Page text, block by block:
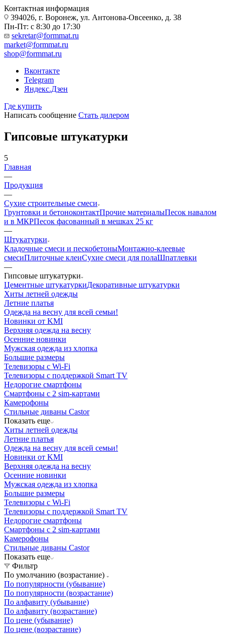
Контактная информация
394026, г. Воронеж, ул. Антонова-Овсеенко, д. 38
Пн-Пт: с 8:30 до 17:30
sekretar@formmat.ru
market@formmat.ru
shop@formmat.ru
Вконтакте
Telegram
Яндекс.Дзен
Где купить
Написать сообщение Стать дилером
Гипсовые штукатурки
5
Главная
—
Продукция
—
Сухие строительные смеси
Грунтовки и бетоноконтактПрочие материалыПесок навалом
и в МКРПесок фасованный в мешках 25 кг
—
Штукатурки
Кладочные смеси и пескобетоныМонтажно-клеевые
смесиПлиточные клеиСухие смеси для полаШпатлевки
—
Гипсовые штукатурки
Цементные штукатуркиДекоративные штукатурки
Хиты летней одежды
Летние платья
Одежда на весну для всей семьи!
Новинки от KMI
Верхняя одежда на весну
Осенние новинки
Мужская одежда из хлопка
Большие размеры
Телевизоры с Wi-Fi
Телевизоры с поддержкой Smart TV
Недорогие смартфоны
Смартфоны с 2 sim-картами
Камерофоны
Стильные диваны Castor
Показать еще
Хиты летней одежды
Летние платья
Одежда на весну для всей семьи!
Новинки от KMI
Верхняя одежда на весну
Осенние новинки
Мужская одежда из хлопка
Большие размеры
Телевизоры с Wi-Fi
Телевизоры с поддержкой Smart TV
Недорогие смартфоны
Смартфоны с 2 sim-картами
Камерофоны
Стильные диваны Castor
Показать еще
Фильтр
По умолчанию (возрастание)
По популярности (убывание)
По популярности (возрастание)
По алфавиту (убывание)
По алфавиту (возрастание)
По цене (убывание)
По цене (возрастание)